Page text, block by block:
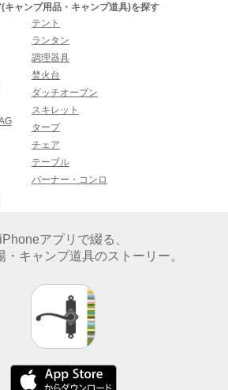
キャンプ用品・キャンプ道具)を探す
テント
ランタン
調理器具
焚火台
ダッチオーブン
スキレット
タープ
チェア
テーブル
バーナー・コンロ
iPhoneアプリで綴る、
・キャンプ道具のストーリー。